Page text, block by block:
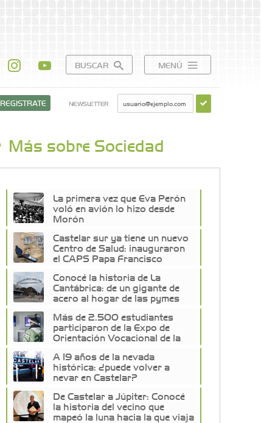
BUSCAR MENÚ
REGISTRATE NEWSLETTER
Más sobre Sociedad
La primera vez que Eva Perón
voló en avión lo hizo desde
Morón
Castelar sur ya tiene un nuevo
Centro de Salud: inauguraron
el CAPS Papa Francisco
Conocé la historia de La
Cantábrica: de un gigante de
acero al hogar de las pymes
Más de 2.500 estudiantes
participaron de la Expo de
Orientación Vocacional de la
A 19 años de la nevada
histórica: ¿puede volver a
nevar en Castelar?
De Castelar a Júpiter: Conocé
la historia del vecino que
mapeó la luna hacia la que viaja